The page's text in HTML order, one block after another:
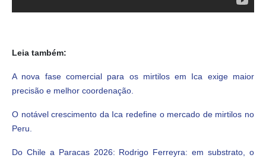
Leia também:
A nova fase comercial para os mirtilos em Ica exige maior
precisão e melhor coordenação.
O notável crescimento da Ica redefine o mercado de mirtilos no
Peru.
Do Chile a Paracas 2026: Rodrigo Ferreyra: em substrato, o